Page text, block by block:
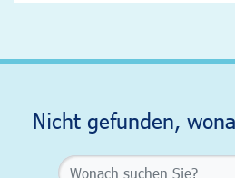
Nicht gefunden,